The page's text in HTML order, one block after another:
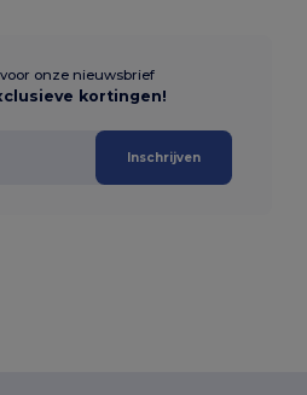
onze nieuwsbrief
kortingen!
Inschrijven